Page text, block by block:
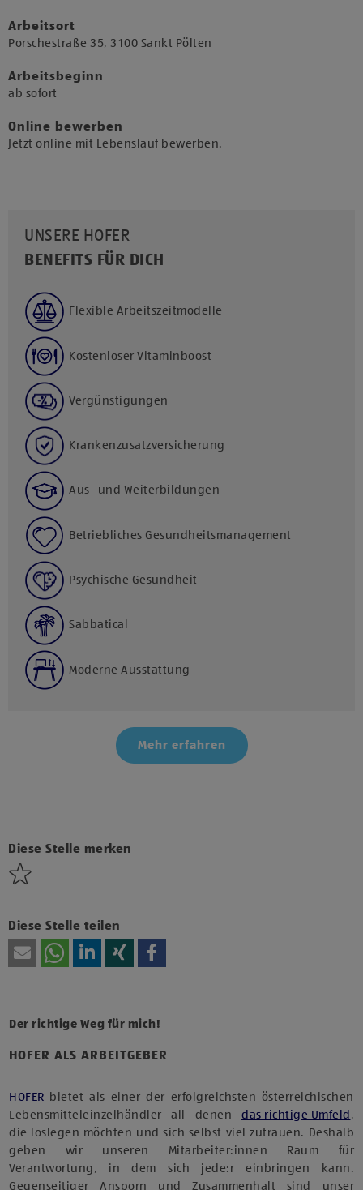
Arbeitsort
​Porschestraße 35, 3100 Sankt Pölten​
Arbeitsbeginn
​ab sofort​
Online bewerben
Jetzt online mit Lebenslauf bewerben.
UNSERE HOFER
BENEFITS FÜR DICH
Flexible Arbeitszeitmodelle
Kostenloser Vitaminboost
Vergünstigungen
Krankenzusatzversicherung
Aus- und Weiterbildungen
Betriebliches Gesundheitsmanagement
Psychische Gesundheit
Sabbatical
Moderne Ausstattung
Mehr erfahren
Diese Stelle merken
Diese Stelle teilen
HOFER ALS ARBEITGEBER
Der richtige Weg für mich!
HOFER bietet als einer der erfolgreichsten österreichischen
Lebensmitteleinzelhändler all denen das richtige Umfeld ,
die loslegen möchten und sich selbst viel zutrauen. Deshalb
geben wir unseren Mitarbeiter:innen Raum für
Verantwortung, in dem sich jede:r einbringen kann.
Gegenseitiger Ansporn und Zusammenhalt sind unser